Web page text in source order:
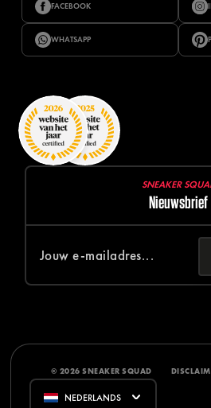
FACEBOOK
WHATSAPP
SNEAKER
Nieuwsbrief
© 2026 SNEAKER SQUAD
NEDERLANDS